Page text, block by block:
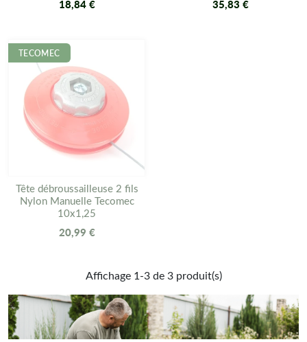
C'est le choix malin pour les utilisateurs qui veulent un matériel
fiable, capable de durer des années sans entretien complexe.
Besoin de réparer votre équipement ? Retrouvez également
toutes nos
pièces de rechange pour têtes de débroussailleuse
(œillets, écrous, adaptateurs, vis).
18,84 € 35,83 €
TECOMEC
Tête débroussailleuse 2 fils
Nylon Manuelle Tecomec
10x1,25
20,99 €
Affichage 1-3 de 3 produit(s)